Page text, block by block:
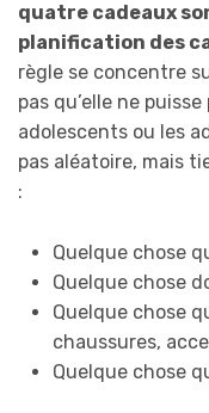
quatre cadeaux
planification des
règle se concentre
pas qu’elle ne
adolescents ou les
pas aléatoire, mais
:
Quelque chose
Quelque chose
Quelque chose
chaussures,
Quelque chose